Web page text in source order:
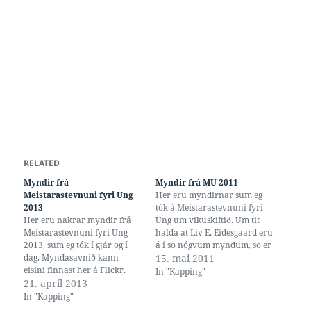
RELATED
Myndir frá
Meistarastevnuni fyri Ung
2013
Her eru nakrar myndir frá
Meistarastevnuni fyri Ung
2013, sum eg tók í gjár og í
dag. Myndasavnið kann
eisini finnast her á Flickr.
21. apríl 2013
In "Kapping"
Myndir frá MU 2011
Her eru myndirnar sum eg
tók á Meistarastevnuni fyri
Ung um vikuskiftið. Um tit
halda at Lív E. Eidesgaard eru
á í so nógvum myndum, so er
tað ikki forfylging, men tí at
tey blivu við við at biðja
15. mai 2011
In "Kapping"